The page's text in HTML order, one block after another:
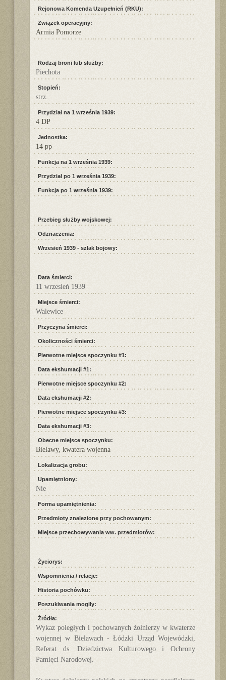
Rejonowa Komenda Uzupełnień (RKU):
Związek operacyjny:
Armia Pomorze
Rodzaj broni lub służby:
Piechota
Stopień:
strz.
Przydział na 1 września 1939:
4 DP
Jednostka:
14 pp
Funkcja na 1 września 1939:
Przydział po 1 września 1939:
Funkcja po 1 września 1939:
Przebieg służby wojskowej:
Odznaczenia:
Wrzesień 1939 - szlak bojowy:
Data śmierci:
11 wrzesień 1939
Miejsce śmierci:
Walewice
Przyczyna śmierci:
Okoliczności śmierci:
Pierwotne miejsce spoczynku #1:
Data ekshumacji #1:
Pierwotne miejsce spoczynku #2:
Data ekshumacji #2:
Pierwotne miejsce spoczynku #3:
Data ekshumacji #3:
Obecne miejsce spoczynku:
Bielawy, kwatera wojenna
Lokalizacja grobu:
Upamiętniony:
Nie
Forma upamiętnienia:
Przedmioty znalezione przy pochowanym:
Miejsce przechowywania ww. przedmiotów:
Życiorys:
Wspomnienia / relacje:
Historia pochówku:
Poszukiwania mogiły:
Źródła:
Wykaz poległych i pochowanych żołnierzy w kwaterze
wojennej w Bielawach - Łódzki Urząd Wojewódzki,
Referat ds. Dziedzictwa Kulturowego i Ochrony
Pamięci Narodowej.